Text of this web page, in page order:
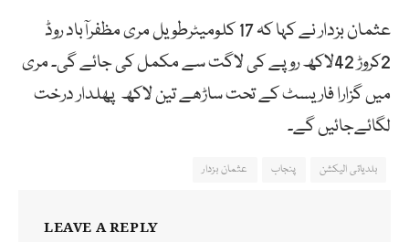
عثمان بزدار نے کہا کہ 17 کلومیٹرطویل مری مظفرآباد روڈ
2کروڑ 42لاکھ روپے کی لاگت سے مکمل کی جائے گی۔ مری
میں گزارا فاریسٹ کے تحت ساڑھے تین لاکھ پھلدار درخت
لگائےجائیں گے۔
بلدیاتی الیکشن پنجاب عثمان بزدار
LEAVE A REPLY